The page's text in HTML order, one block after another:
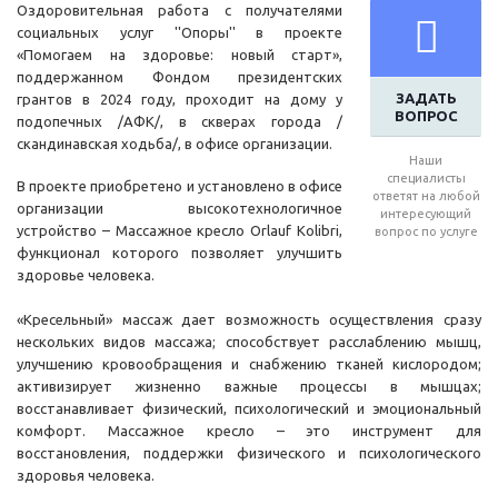
ЗАДАТЬ
ВОПРОС
Наши
специалисты
ответят на любой
интересующий
вопрос по услуге
Оздоровительная работа с получателями
социальных услуг ''Опоры'' в проекте
«Помогаем на здоровье: новый старт»,
поддержанном Фондом президентских
грантов в 2024 году, проходит на дому у
подопечных /АФК/, в скверах города /
скандинавская ходьба/, в офисе организации.
В проекте приобретено и установлено в офисе
организации высокотехнологичное
устройство – Массажное кресло Orlauf Kolibri,
функционал которого позволяет улучшить
здоровье человека.
«Кресельный» массаж дает возможность осуществления сразу
нескольких видов массажа; способствует расслаблению мышц,
улучшению кровообращения и снабжению тканей кислородом;
активизирует жизненно важные процессы в мышцах;
восстанавливает физический, психологический и эмоциональный
комфорт. Массажное кресло – это инструмент для
восстановления, поддержки физического и психологического
здоровья человека.